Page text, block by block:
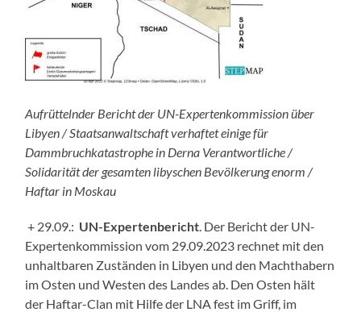
Aufrüttelnder Bericht der UN-Expertenkommission über
Libyen / Staatsanwaltschaft verhaftet einige für
Dammbruchkatastrophe in Derna Verantwortliche /
Solidarität der gesamten libyschen Bevölkerung enorm /
Haftar in Moskau
+ 29.09.: UN-Expertenbericht . Der Bericht der UN-
Expertenkommission vom 29.09.2023 rechnet mit den
unhaltbaren Zuständen in Libyen und den Machthabern
im Osten und Westen des Landes ab. Den Osten hält
der Haftar-Clan mit Hilfe der LNA fest im Griff, im